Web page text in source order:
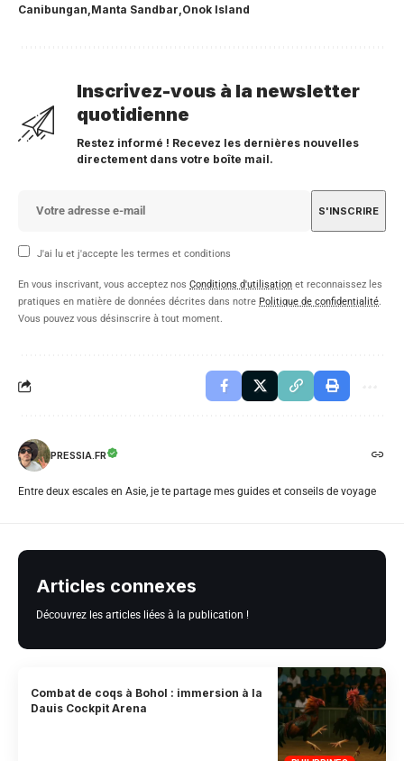
Canibungan Manta Sandbar Onok Island
Inscrivez-vous à la newsletter
quotidienne
Restez informé ! Recevez les dernières nouvelles
directement dans votre boîte mail.
J'ai lu et j'accepte les termes et conditions
En vous inscrivant, vous acceptez nos Conditions d'utilisation et reconnaissez les
pratiques en matière de données décrites dans notre Politique de confidentialité.
Vous pouvez vous désinscrire à tout moment.
PRESSIA.FR
Entre deux escales en Asie, je te partage mes guides et conseils de voyage
Articles connexes
Découvrez les articles liées à la publication !
Combat de coqs à Bohol : immersion à la
Dauis Cockpit Arena